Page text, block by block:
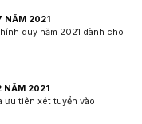
NĂM 2021
quy năm 2021 dành cho
NĂM 2021
ưu tiên xét tuyển vào